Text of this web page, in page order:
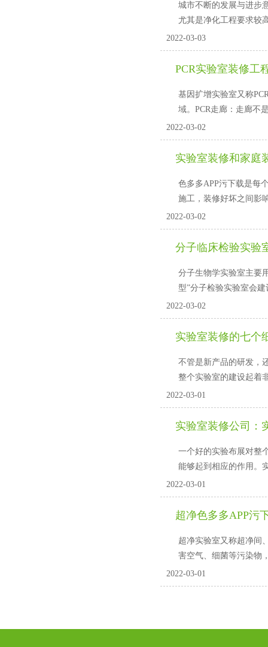
城市不断的发展与进步意
尤其是净化工程要求较高
2022-03-03
PCR实验室装修工
基因扩增实验室又称PCR
域。PCR走廊：
2022-03-02
实验室装修和家庭
色多多APP污下载是每
施工，装修好坏之间
2022-03-02
分子临床检验实验
分子生物学实验室主要用
型”分子检验实验室会
2022-03-02
实验室装修的七个
不管是新产品的研发，
整个实验室的建设起着非
2022-03-01
实验室装修公司
一个好的实验布展对整个
能够起到相应的作用。
2022-03-01
超净色多多APP污
超净实验室又称超净间
害空气、细菌等污染物
2022-03-01